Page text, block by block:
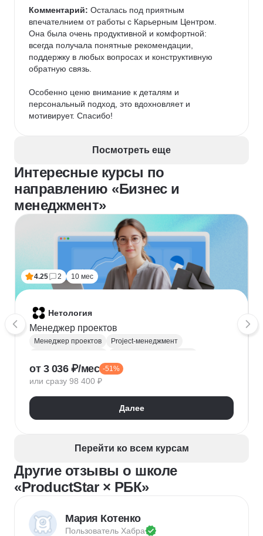
Комментарий: Осталась под приятным
впечателнием от работы с Карьерным Центром.
Она была очень продуктивной и комфортной:
всегда получала понятные рекомендации,
поддержку в любых вопросах и конструктивную
обратную связь.
Особенно ценю внимание к деталям и
персональный подход, это вдохновляет и
мотивирует. Спасибо!
Посмотреть еще
Интересные курсы по
направлению «Бизнес и
менеджмент»
4.25 2 10 мес
Нетология
Менеджер проектов
Менеджер проектов
Project-менеджмент
Нейронные сети
Управление рисками
Kanban
Scrum
Управление проектами
Тайм-менеджмент
Управление удаленной командой
от 3 036 ₽/мес -51%
или сразу 98 400 ₽
Далее
Перейти ко всем курсам
Другие отзывы о школе
«ProductStar × РБК»
Мария Котенко
Пользователь Хабра